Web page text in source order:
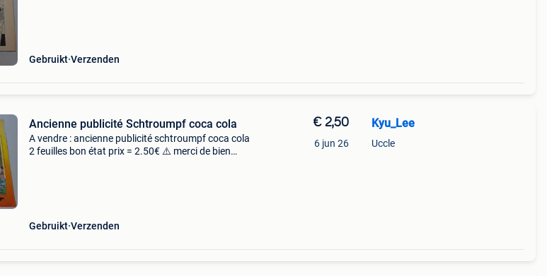
Gebruikt Verzenden
Ancienne publicité Schtroumpf coca cola
A vendre : ancienne publicité schtroumpf coca cola
2 feuilles bon état prix = 2.50€ ⚠️ merci de bien
Gebruikt Verzenden
€ 2,50
6 jun 26
Kyu_Lee
Uccle